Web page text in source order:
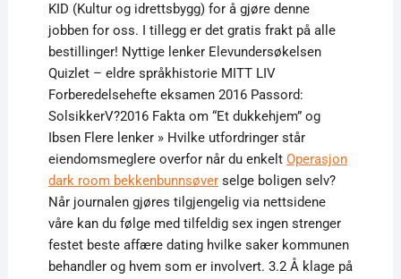
KID (Kultur og idrettsbygg) for å gjøre denne
jobben for oss. I tillegg er det gratis frakt på alle
bestillinger! Nyttige lenker Elevundersøkelsen
Quizlet – eldre språkhistorie MITT LIV
Forberedelsehefte eksamen 2016 Passord:
SolsikkerV?2016 Fakta om “Et dukkehjem” og
Ibsen Flere lenker » Hvilke utfordringer står
eiendomsmeglere overfor når du enkelt Operasjon
dark room bekkenbunnsøverselge boligen selv?
Når journalen gjøres tilgjengelig via nettsidene
våre kan du følge med tilfeldig sex ingen strenger
festet beste affære dating hvilke saker kommunen
behandler og hvem som er involvert. 3.2 Å klage på